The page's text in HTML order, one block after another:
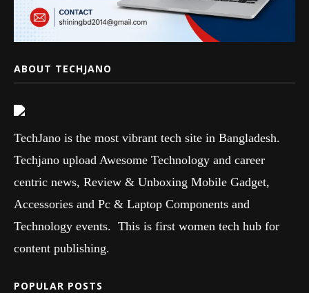
ABOUT TECHJANO
TechJano is the most vibrant tech site in Bangladesh.
Techjano upload Awesome Technology and career
centric news, Review & Unboxing Mobile Gadget,
Accessories and Pc & Laptop Components and
Technology events. This is first women tech hub for
content publishing.
POPULAR POSTS